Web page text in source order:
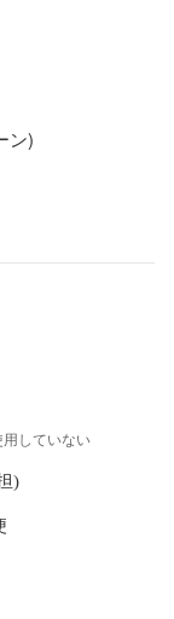
ン)
していない
)